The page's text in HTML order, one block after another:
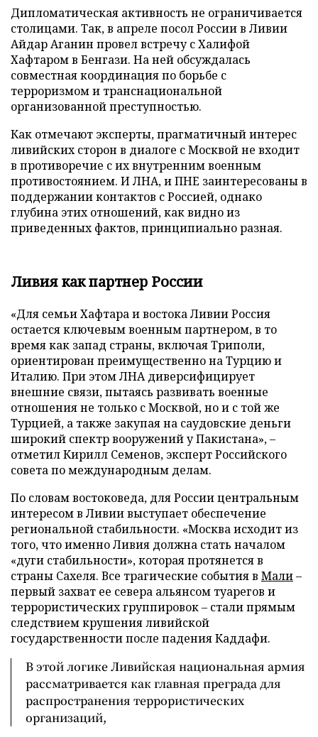
Дипломатическая активность не ограничивается
столицами. Так, в апреле посол России в Ливии
Айдар Аганин провел встречу с Халифой
Хафтаром в Бенгази. На ней обсуждалась
совместная координация по борьбе с
терроризмом и транснациональной
организованной преступностью.
Как отмечают эксперты, прагматичный интерес
ливийских сторон в диалоге с Москвой не входит
в противоречие с их внутренним военным
противостоянием. И ЛНА, и ПНЕ заинтересованы в
поддержании контактов с Россией, однако
глубина этих отношений, как видно из
приведенных фактов, принципиально разная.
Ливия как партнер России
«Для семьи Хафтара и востока Ливии Россия
остается ключевым военным партнером, в то
время как запад страны, включая Триполи,
ориентирован преимущественно на Турцию и
Италию. При этом ЛНА диверсифицирует
внешние связи, пытаясь развивать военные
отношения не только с Москвой, но и с той же
Турцией, а также закупая на саудовские деньги
широкий спектр вооружений у Пакистана», –
отметил Кирилл Семенов, эксперт Российского
совета по международным делам.
По словам востоковеда, для России центральным
интересом в Ливии выступает обеспечение
региональной стабильности. «Москва исходит из
того, что именно Ливия должна стать началом
«дуги стабильности», которая протянется в
страны Сахеля. Все трагические события в Мали–
первый захват ее севера альянсом туарегов и
террористических группировок – стали прямым
следствием крушения ливийской
государственности после падения Каддафи.
В этой логике Ливийская национальная армия
рассматривается как главная преграда для
распространения террористических
организаций,